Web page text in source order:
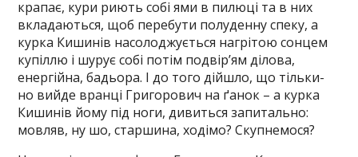
крапає, кури риють собі ями в пилюці та в них
вкладаються, щоб перебути полуденну спеку, а
курка Кишинів насолоджується нагрітою сонцем
купіллю і шурує собі потім подвір’ям ділова,
енергійна, бадьора. І до того дійшло, що тільки-
но вийде вранці Григорович на ґанок – а курка
Кишинів йому під ноги, дивиться запитально:
мовляв, ну шо, старшина, ходімо? Скупнемося?